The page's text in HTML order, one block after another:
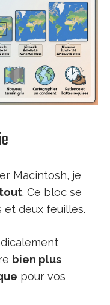
Macintosh, je
. Ce bloc se
et deux feuilles.
bien plus
pour vos